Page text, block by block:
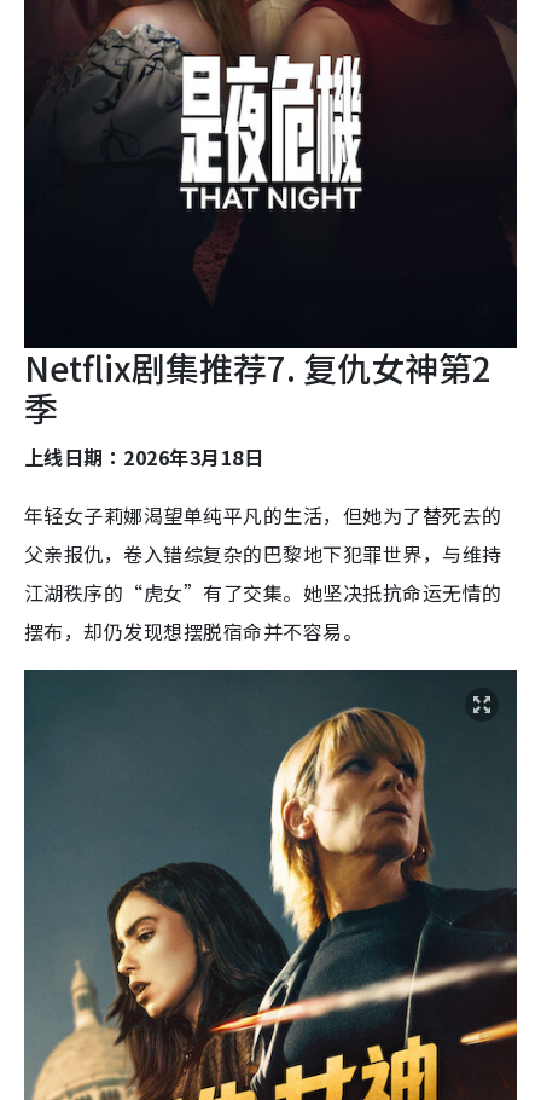
Netflix剧集推荐7. 复仇女神第2
季
上线日期：2026年3月18日
年轻女子莉娜渴望单纯平凡的生活，但她为了替死去的
父亲报仇，卷入错综复杂的巴黎地下犯罪世界，与维持
江湖秩序的“虎女”有了交集。她坚决抵抗命运无情的
摆布，却仍发现想摆脱宿命并不容易。